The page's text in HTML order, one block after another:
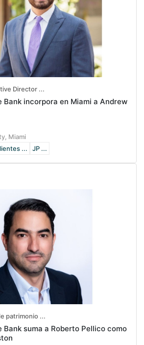
Director ...
Bank incorpora en Miami a Andrew
Miami
... JP ...
patrimonio ...
Bank suma a Roberto Pellico como